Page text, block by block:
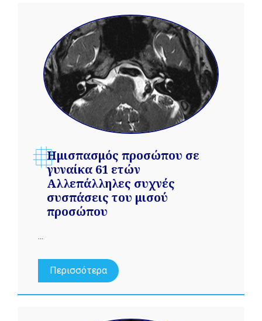
Ημισπασμός προσώπου σε
γυναίκα 61 ετών
Αλλεπάλληλες συχνές
συσπάσεις του μισού
προσώπου
...
Περισσότερα